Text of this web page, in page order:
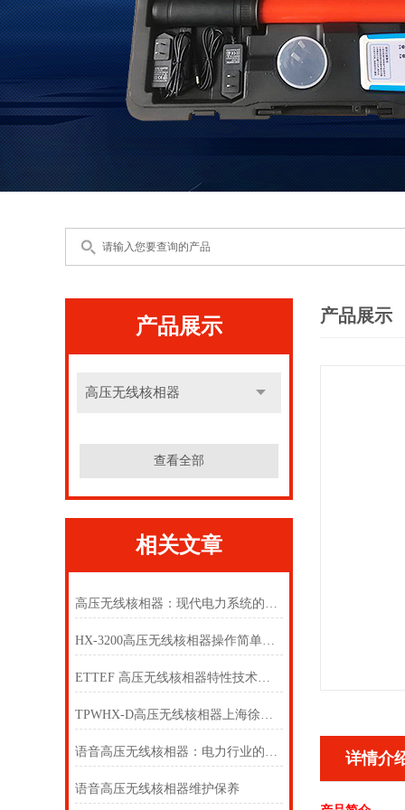
产品展示
高压无线核相器
查看全部
相关文章
高压无线核相器：现代电力系统的关键技术
HX-3200高压无线核相器操作简单安全
ETTEF 高压无线核相器特性技术参数
TPWHX-D高压无线核相器上海徐吉电气
语音高压无线核相器：电力行业的智能化革新
语音高压无线核相器维护保养
产品展示
详情介